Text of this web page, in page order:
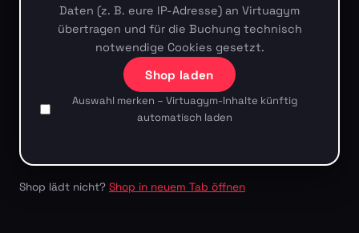
Daten (z. B. eure IP-Adresse) an Virtuagym
übertragen und für die Buchung technisch
notwendige Cookies gesetzt.
Shop laden
Auswahl merken – Virtuagym-Inhalte künftig
automatisch laden
Shop lädt nicht? Shop in neuem Tab öffnen